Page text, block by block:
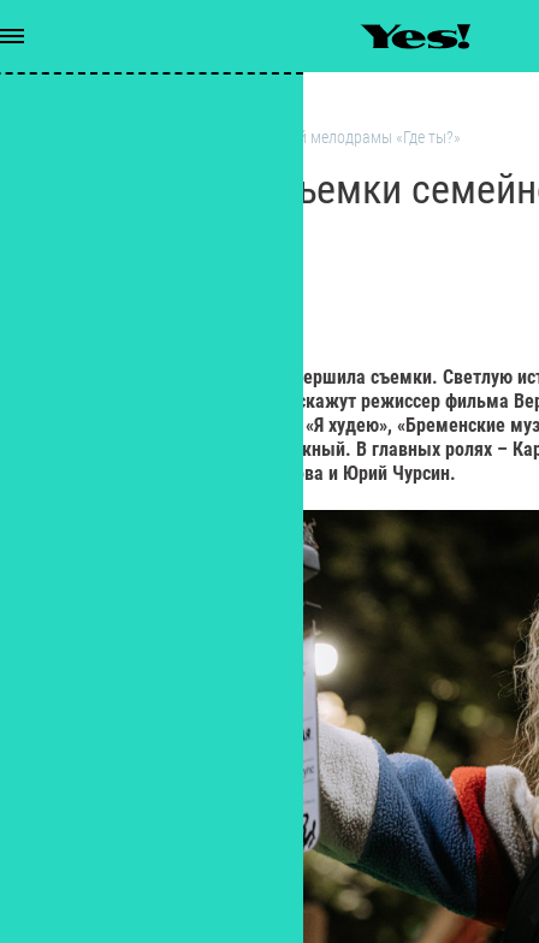
Завершились съемки семейной мелодрамы «Где ты?»
Завершились съемки
Команда картины «Где ты?» завершила съемки. Светлую
преодолении боли любовью расскажут режиссер фильма
креативный продюсер проектов «Я худею», «Бременские
будущего», «Огонь» Алексей Нужный. В главных ролях –
Валери Зоидова, Анна Богомолова и Юрий Чурсин.